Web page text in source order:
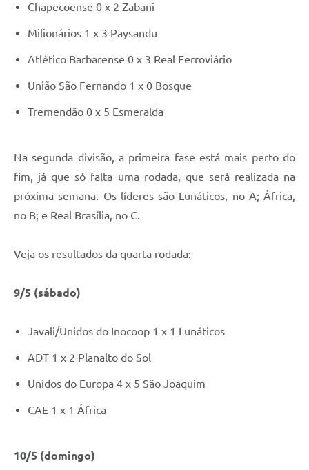
Chapecoense 0 x 2 Zabani
Milionários 1 x 3 Paysandu
Atlético Barbarense 0 x 3 Real Ferroviário
União São Fernando 1 x 0 Bosque
Tremendão 0 x 5 Esmeralda
Na segunda divisão, a primeira fase está mais perto do
fim, já que só falta uma rodada, que será realizada na
próxima semana. Os líderes são Lunáticos, no A; África,
no B; e Real Brasília, no C.
Veja os resultados da quarta rodada:
9/5 (sábado)
Javali/Unidos do Inocoop 1 x 1 Lunáticos
ADT 1 x 2 Planalto do Sol
Unidos do Europa 4 x 5 São Joaquim
CAE 1 x 1 África
10/5 (domingo)